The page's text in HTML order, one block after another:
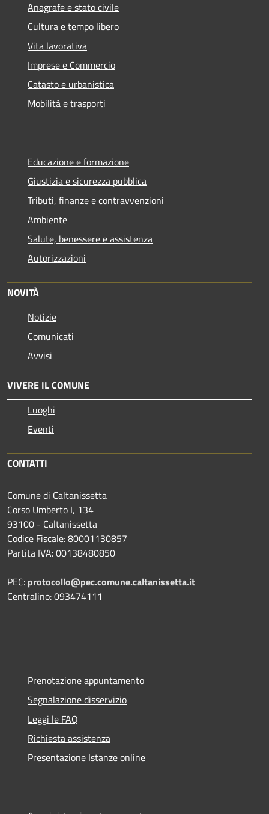
Anagrafe e stato civile
Cultura e tempo libero
Vita lavorativa
Imprese e Commercio
Catasto e urbanistica
Mobilità e trasporti
Educazione e formazione
Giustizia e sicurezza pubblica
Tributi, finanze e contravvenzioni
Ambiente
Salute, benessere e assistenza
Autorizzazioni
NOVITÀ
Notizie
Comunicati
Avvisi
VIVERE IL COMUNE
Luoghi
Eventi
CONTATTI
Comune di Caltanissetta
Corso Umberto I, 134
93100 - Caltanissetta
Codice Fiscale: 80001130857
Partita IVA: 00138480850
PEC: protocollo@pec.comune.caltanissetta.it
Centralino: 093474111
Prenotazione appuntamento
Segnalazione disservizio
Leggi le FAQ
Richiesta assistenza
Presentazione Istanze online